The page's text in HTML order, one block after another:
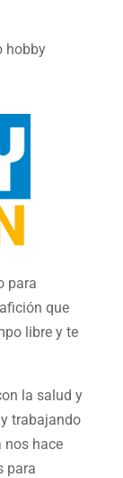
hobby
para
que
libre y te
la salud y
trabajando
nos hace
para